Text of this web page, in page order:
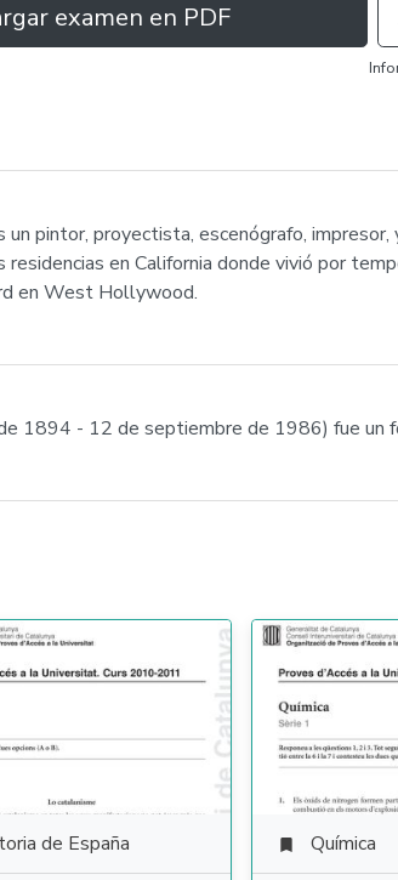
examen en PDF
pintor, proyectista, escenógrafo,
en California donde vivió por
en West Hollywood.
1894 - 12 de septiembre de 1986) fue un
de España  Química